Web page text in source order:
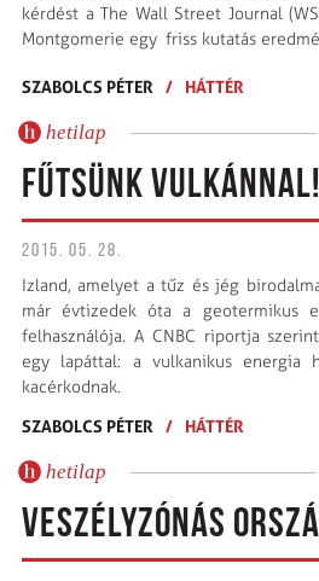
kérdést a The Wall Street Journal
Montgomerie egy friss kutatás
SZABOLCS PÉTER / HÁTTÉR
hetilap
FŰTSÜNK VULKÁNNAL!
2015. 05. 28.
Izland, amelyet a tűz és jég
már évtizedek óta a geotermikus
felhasználója. A CNBC riportja
egy lapáttal: a vulkanikus energia
kacérkodnak.
SZABOLCS PÉTER
/ HÁTTÉR
hetilap
VESZÉLYZÓNÁS